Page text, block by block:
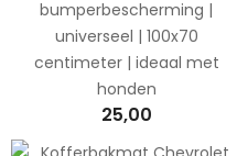
bumperbescherming |
universeel | 100x70
centimeter | ideaal met
honden
25,00